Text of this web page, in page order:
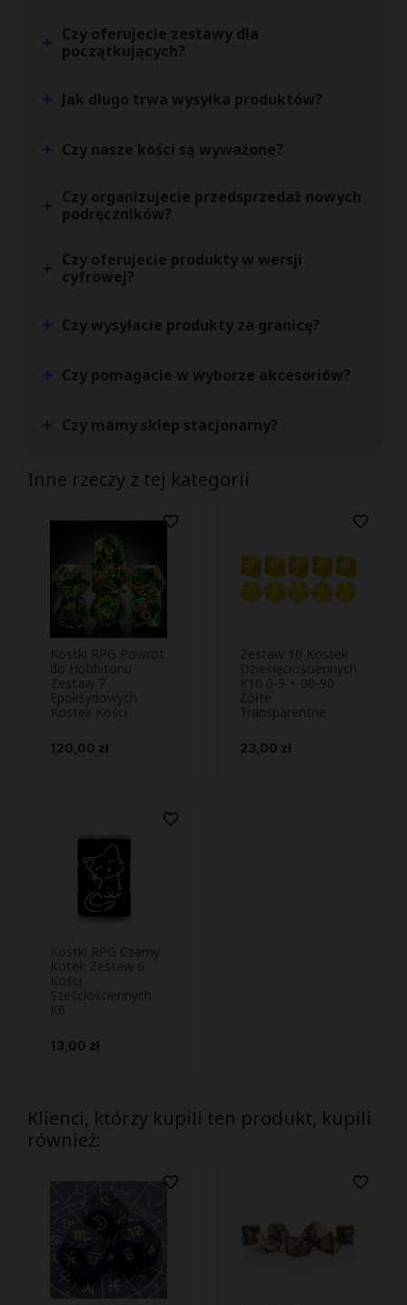
+ Czy oferujecie zestawy dla
początkujących?
+ Jak długo trwa wysyłka produktów?
+ Czy nasze kości są wyważone?
+ Czy organizujecie przedsprzedaż nowych
podręczników?
+ Czy oferujecie produkty w wersji
cyfrowej?
+ Czy wysyłacie produkty za granicę?
+ Czy pomagacie w wyborze akcesoriów?
+ Czy mamy sklep stacjonarny?
Inne rzeczy z tej kategorii
Podejrzyj i
kup
Kostki RPG Powrót
do Hobbitonu
Zestaw 7
Epoksydowych
Kostek Kości
favorite_border
Cena
120,00 zł
Podejrzyj i
kup
Zestaw 10 Kostek
Dziesięciościennych
K10 0-9 + 00-90 -
Żółte
Transparentne
favorite_border
Cena
23,00 zł
Podejrzyj i
Kostki RPG Czarny
Kotek Zestaw 6
Kości
Sześciościennych
K6
favorite_border
Cena
13,00 zł
Klienci, którzy kupili ten produkt, kupili
również:
favorite_border favorite_border